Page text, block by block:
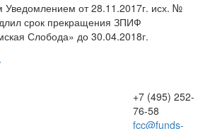
Уведомлением от 28.11.2017г. исх. №
срок прекращения ЗПИФ
Слобода» до 30.04.2018г.
+7 (495) 252-
76-58
fcc@funds-